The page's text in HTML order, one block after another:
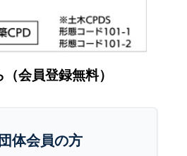
会員登録無料）
体会員の方